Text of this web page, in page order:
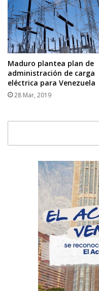
Maduro plantea plan de
administración de carga
eléctrica para Venezuela
28 Mar, 2019